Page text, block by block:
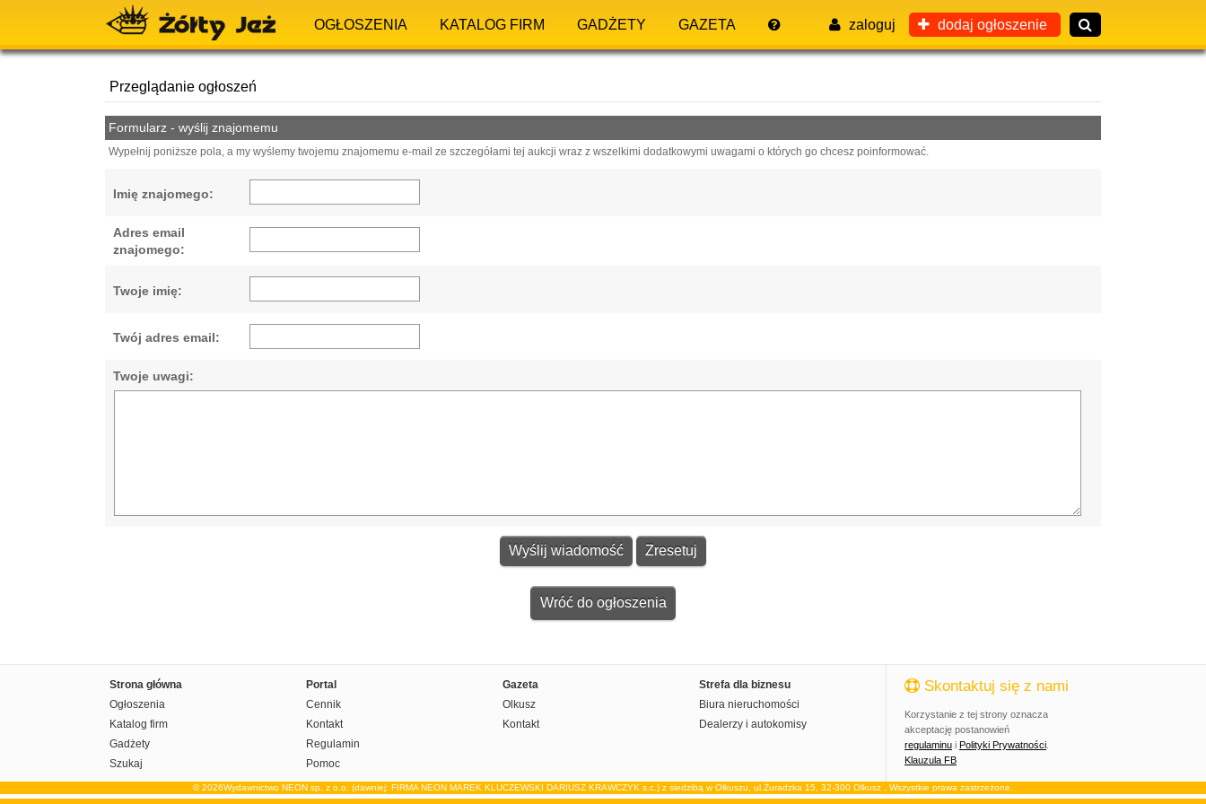
OGŁOSZENIA KATALOG FIRM GADŻETY GAZETA zaloguj dodaj ogłoszenie
Przeglądanie ogłoszeń
Formularz - wyślij znajomemu
Wypełnij poniższe pola, a my wyślemy twojemu znajomemu e-mail ze szczegółami tej aukcji wraz z wszelkimi dodatkowymi uwagami o których go chcesz poinformować.
Imię znajomego:
Adres email
znajomego:
Twoje imię:
Twój adres email:
Twoje uwagi:
Wróć do ogłoszenia
Strona główna
Ogłoszenia
Katalog firm
Gadżety
Szukaj
Portal
Cennik
Kontakt
Regulamin
Pomoc
Gazeta
Olkusz
Kontakt
Strefa dla biznesu
Biura nieruchomości
Dealerzy i autokomisy
Skontaktuj się z nami
Korzystanie z tej strony oznacza
akceptację postanowień
regulaminu i Polityki Prywatności
Klauzula FB
© 2026Wydawnictwo NEON sp. z o.o. (dawniej: FIRMA NEON MAREK KLUCZEWSKI DARIUSZ KRAWCZYK s.c.) z siedzibą w Olkuszu, ul.Żuradzka 15, 32-300 Olkusz . Wszystkie prawa zastrzeżone.